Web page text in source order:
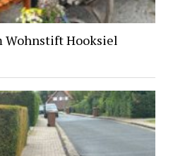
Wohnstift Hooksiel